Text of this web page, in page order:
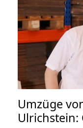
Umzüge
Ulrichstein: